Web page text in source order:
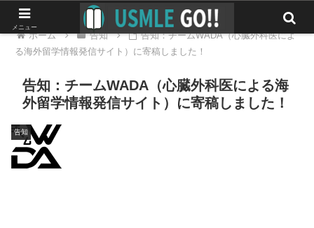
ホーム 告知
告知：チームWADA（心臓外科医によ
る海外留学情報発信サイト）に寄稿しました！
告知：チームWADA（心臓外科医による海
外留学情報発信サイト）に寄稿しました！
告知
メニュー